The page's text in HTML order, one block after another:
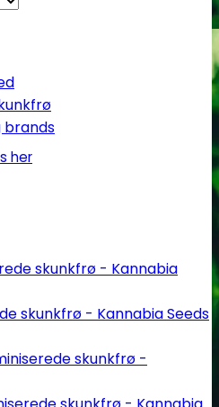
her
brands
skunkfrø - Kannabia Seeds